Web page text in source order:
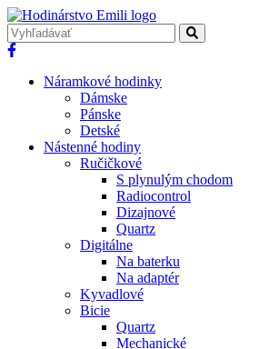
Náramkové hodinky
Dámske
Pánske
Detské
Nástenné hodiny
Ručičkové
S plynulým chodom
Radiocontrol
Dizajnové
Quartz
Digitálne
Na baterku
Na adaptér
Kyvadlové
Bicie
Quartz
Mechanické